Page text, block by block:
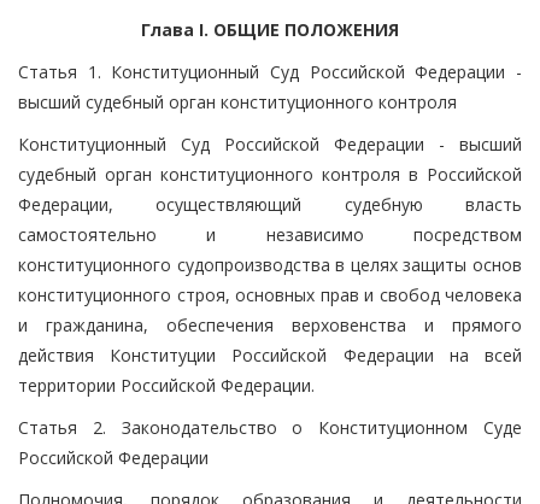
Глава I. ОБЩИЕ ПОЛОЖЕНИЯ
Статья 1. Конституционный Суд Российской Федерации -
высший судебный орган конституционного контроля
Конституционный Суд Российской Федерации - высший
судебный орган конституционного контроля в Российской
Федерации, осуществляющий судебную власть
самостоятельно и независимо посредством
конституционного судопроизводства в целях защиты основ
конституционного строя, основных прав и свобод человека
и гражданина, обеспечения верховенства и прямого
действия Конституции Российской Федерации на всей
территории Российской Федерации.
Статья 2. Законодательство о Конституционном Суде
Российской Федерации